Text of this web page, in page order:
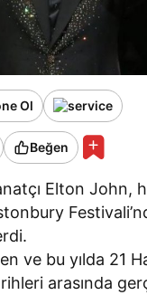
Ol
Beğen
Elton John,
ve bu yılda 21
arasında